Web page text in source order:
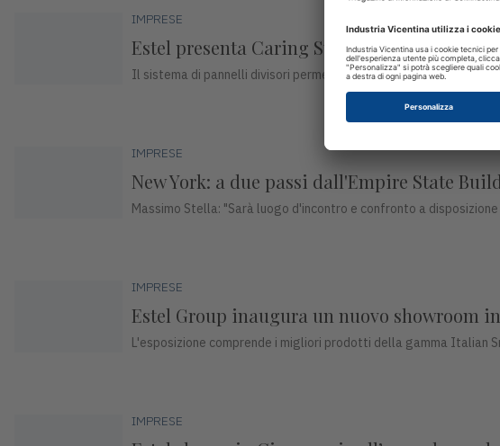
IMPRESE
Estel presenta Caring System: la nuova
Il sistema di pannelli divisori permette la protezione e la privacy
IMPRESE
New York: a due passi dall'Empire State
Massimo Stella: "Sarà luogo d'incontro e confronto a
IMPRESE
Estel Group inaugura un nuovo showroom
L'esposizione comprende i migliori prodotti della gamma Italian
IMPRESE